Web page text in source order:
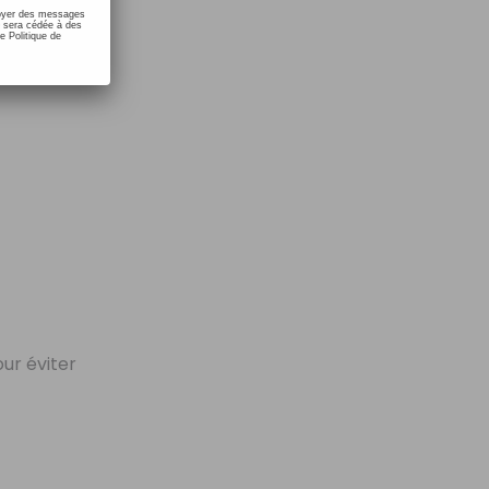
éviter
des messages
sera cédée à des
Politique de